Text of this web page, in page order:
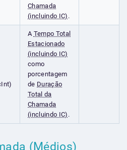
Chamada
(incluindo IC) .
A Tempo Total
Estacionado
(incluindo IC)
como
porcentagem
de Duração
Total da
Chamada
(incluindo IC) .
(Médios)